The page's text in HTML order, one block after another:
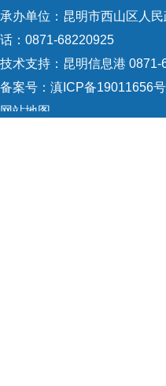
承办单位：昆明市西山区人
话：0871-68220925
技术支持： 昆明信息港 0871-
备案号： 滇ICP备19011656
网站地图